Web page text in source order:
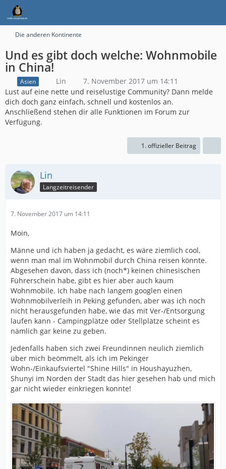
Die anderen Kontinente
Und es gibt doch welche: Wohnmobile
in China!
Asien Lin
7. November 2017 um 14:11
Lust auf eine nette und reiselustige Community? Dann melde
dich doch ganz einfach, schnell und kostenlos an.
Anschließend stehen dir alle Funktionen im Forum zur
Verfügung.
1. offizieller Beitrag
Lin
Langzeitreisender
7. November 2017 um 14:11
Moin,
Männe und ich haben ja gedacht, es wäre ziemlich cool,
wenn man mal im Wohnmobil durch China reisen könnte.
Abgesehen davon, dass ich (noch*) keinen chinesischen
Führerschein habe, gibt es hier aber auch kaum
Wohnmobile. Ich habe nach langem googlen einen
Wohnmobilverleih in Peking gefunden, aber was ich noch
nicht herausgefunden habe, wie das mit Ver-/Entsorgung
laufen kann - Campingplätze oder Stellplätze scheint es
nämlich gar keine zu geben.
Jedenfalls haben sich zwei Freundinnen neulich ziemlich
über mich beömmelt, als ich im Pekinger
Wohn-/Einkaufsviertel "Shine Hills" in Houshayuzhen,
Shunyi im Norden der Stadt das hier gesehen hab und mich
gar nicht wieder einkriegen konnte!